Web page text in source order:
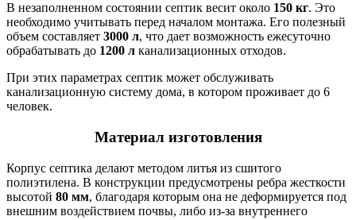
В незаполненном состоянии септик весит около 150 кг. Это
необходимо учитывать перед началом монтажа. Его полезный
объем составляет 3000 л, что дает возможность ежесуточно
обрабатывать до 1200 л канализационных отходов.
При этих параметрах септик может обслуживать
канализационную систему дома, в котором проживает до 6
человек.
Материал изготовления
Корпус септика делают методом литья из сшитого
полиэтилена. В конструкции предусмотрены ребра жесткости
высотой 80 мм, благодаря которым она не деформируется под
внешним воздействием почвы, либо из-за внутреннего